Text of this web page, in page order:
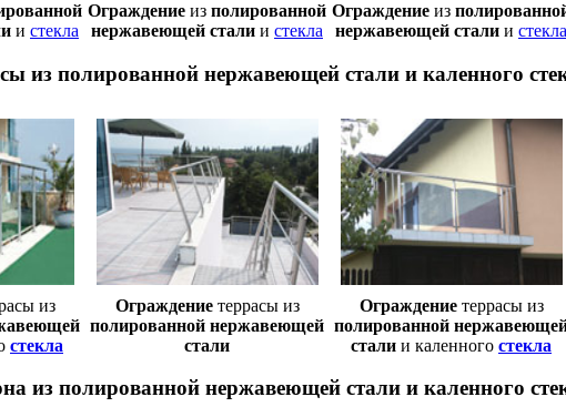
и стекла
Oграждение из полированной
нержавеющей стали и стекла
Oграждение из
нержавеющей стали и стекла
из полированной нержавеющей стали и каленного
из
стекла
Oграждениетеррасы из
полированной нержавеющей
стали
Oграждениетеррасы из
полированной
стали и каленного стекла
из полированной нержавеющей стали и каленного